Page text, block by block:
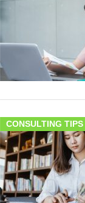
CONSULTING TIPS